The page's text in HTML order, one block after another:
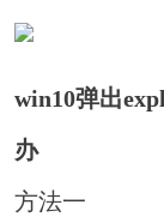
win10弹出
办
方法一